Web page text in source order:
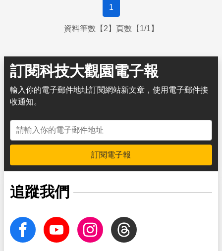
1
資料筆數【2】頁數【1/1】
訂閱科技大觀園電子報
輸入你的電子郵件地址訂閱網站新文章，使用電子郵件接
收通知。
電子郵件地址
訂閱電子報
追蹤我們
facebook Youtube InstagramThreads